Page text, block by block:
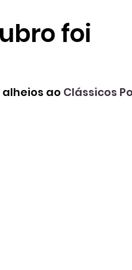
foi
ao Clássicos